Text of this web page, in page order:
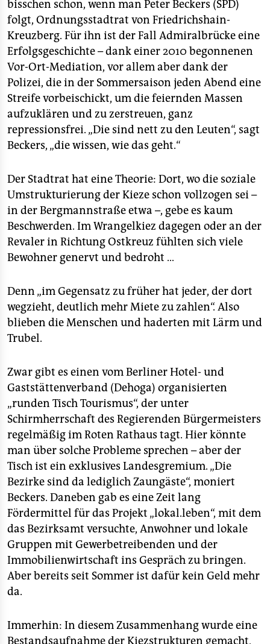
bisschen schon, wenn man Peter Beckers (SPD)
folgt, Ordnungsstadtrat von Friedrichshain-
Kreuzberg. Für ihn ist der Fall Admiralbrücke eine
Erfolgsgeschichte – dank einer 2010 begonnenen
Vor-Ort-Mediation, vor allem aber dank der
Polizei, die in der Sommersaison jeden Abend eine
Streife vorbeischickt, um die feiernden Massen
aufzuklären und zu zerstreuen, ganz
repressionsfrei. „Die sind nett zu den Leuten“, sagt
Beckers, „die wissen, wie das geht.“
Der Stadtrat hat eine Theorie: Dort, wo die soziale
Umstrukturierung der Kieze schon vollzogen sei –
in der Bergmannstraße etwa –, gebe es kaum
Beschwerden. Im Wrangelkiez dagegen oder an der
Revaler in Richtung Ostkreuz fühlten sich viele
Bewohner genervt und bedroht …
Denn „im Gegensatz zu früher hat jeder, der dort
wegzieht, deutlich mehr Miete zu zahlen“. Also
blieben die Menschen und haderten mit Lärm und
Trubel.
Zwar gibt es einen vom Berliner Hotel- und
Gaststättenverband (Dehoga) organisierten
„runden Tisch Tourismus“, der unter
Schirmherrschaft des Regierenden Bürgermeisters
regelmäßig im Roten Rathaus tagt. Hier könnte
man über solche Probleme sprechen – aber der
Tisch ist ein exklusives Landesgremium. „Die
Bezirke sind da lediglich Zaungäste“, moniert
Beckers. Daneben gab es eine Zeit lang
Fördermittel für das Projekt „lokal.leben“, mit dem
das Bezirksamt versuchte, Anwohner und lokale
Gruppen mit Gewerbetreibenden und der
Immobilienwirtschaft ins Gespräch zu bringen.
Aber bereits seit Sommer ist dafür kein Geld mehr
da.
Immerhin: In diesem Zusammenhang wurde eine
Bestandsaufnahme der Kiezstrukturen gemacht,